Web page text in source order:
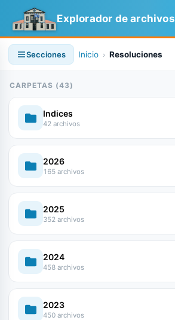
Explorador de archivos
Secciones Inicio › Resoluciones
CARPETAS (43)
Indices
42 archivos
2026
165 archivos
2025
352 archivos
2024
458 archivos
2023
450 archivos